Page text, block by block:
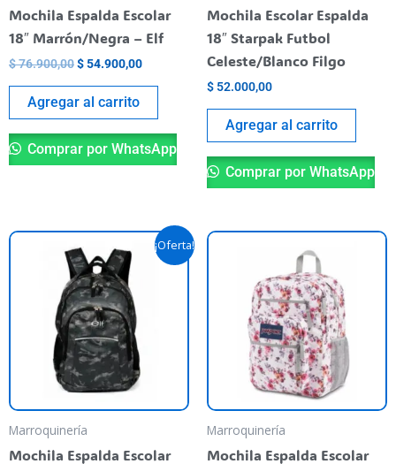
Mochila Espalda Escolar
18″ Marrón/Negra – Elf
$76.900,00$54.900,00
Agregar al carrito
Comprar por WhatsApp
Mochila Escolar Espalda
18″ Starpak Futbol
Celeste/Blanco Filgo
$ 52.000,00
Agregar al carrito
Comprar por WhatsApp
¡Oferta!
Marroquinería
Mochila Espalda Escolar
El
precio
original
era:
$ 67.500,00.
El
precio
actual
Marroquinería
Mochila Espalda Escolar